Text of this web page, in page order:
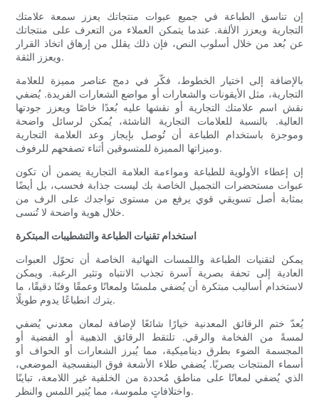
إن تناسق الطباعة في جميع عبوات منتجاتك يعزز سمعة علامتك
التجارية ويعزز الألفة. عندما يتمكن العملاء من التعرف على منتجاتك
عن بُعد من خلال أسلوب النص، فإن ذلك يقلل من إرهاق اتخاذ القرار
ويعزز الثقة.
بالإضافة إلى اختيار الخطوط، فكّر في دمج عناصر مميزة للعلامة
التجارية، مثل الأيقونات والشعارات أو مواضع الشعارات الفريدة. يُضفي
نقش اسم علامتك التجارية أو نقشها عليه بُعدًا خاصًا ويعزز جودتها
العالية. بالنسبة للعلامات التجارية الناشئة، يُمكن لرسائل واضحة
وموجزة باستخدام الطباعة أن تُوصل بإيجاز وعد العلامة التجارية
وميزاتها المميزة للمتسوقين أثناء تصفحهم للرفوف.
إن إعطاء الأولوية للطباعة ومواءمة العلامة التجارية يضمن أن تكون
عبوات مستحضرات التجميل الخاصة بك ليست جذابة فحسب، بل أيضًا
بمثابة أصل تسويقي قوي يرفع من مستوى تواجدك على الرف من
خلال هوية واضحة لا تُنسى.
استخدام تقنيات الطباعة والتشطيبات المبتكرة
يمكن لتقنيات الطباعة واللمسات النهائية الخاصة أن تحوّل العبوات
العادية إلى تحفة بصرية آسرة تجذب الانتباه وتثير الرغبة. ويمكن
لاستخدام أساليب مبتكرة أن يُضفي ملمسًا ولمعانًا وعمقًا وفنًا دقيقًا، ما
يترك انطباعًا يدوم طويلًا.
يُعدّ ختم الرقائق المعدنية خيارًا شائعًا لإضافة لمعان معدني يُضفي
لمسةً من الفخامة والرقي. تلتقط الرقائق الذهبية أو الفضية أو
المجسمة الضوء بطرق ديناميكية، مما يُبرز الشعارات أو الحواف أو
أسماء المنتجات بصريًا. يُضفي طلاء الأشعة فوق البنفسجية الموضعي،
الذي يُضفي لمعانًا على مناطق مُحددة من الخلفية غير اللامعة، تباينًا
واختلافاتٍ ملموسة، مما يُثير اللمس والنظر.